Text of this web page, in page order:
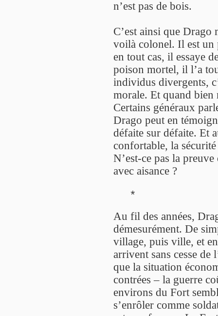
n’est pas de bois.
C’est ainsi que
voilà colonel. Il est un
en tout cas, il essaye
poison mortel, il l’a
individus divergents,
morale. Et quand bien
Certains généraux
Drago peut en
défaite sur défaite. Et
confortable, la
N’est-ce pas la
avec aisance ?
*
Au fil des années,
démesurément. De
village, puis ville, et
arrivent sans cesse
que la situation
contrées – la guerre
environs du Fort
s’enrôler comme